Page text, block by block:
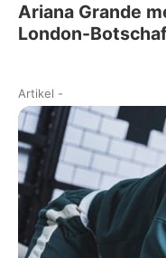
Ariana Grande
London-
Artikel -